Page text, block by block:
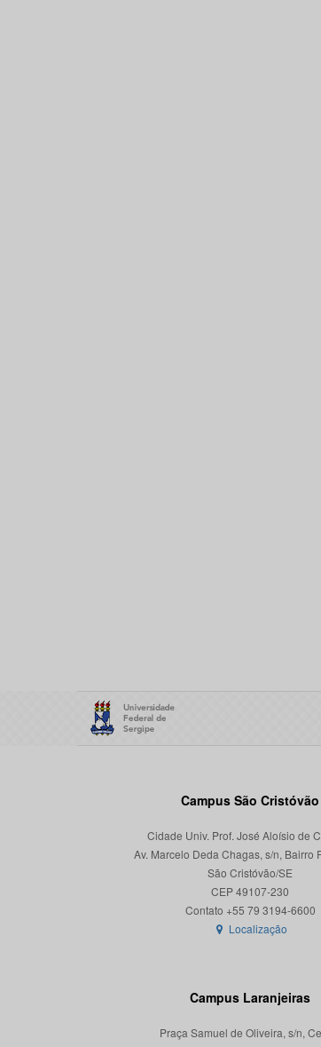
Campus São Cristóvão
Cidade Univ. Prof. José Aloísio de
Av. Marcelo Deda Chagas, s/n, Bairro
São Cristóvão/SE
CEP 49107-230
Localização
Campus Laranjeiras
Praça Samuel de Oliveira, s/n,